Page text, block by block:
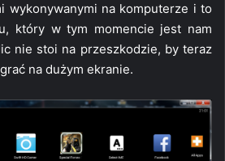
wykonywanymi na komputerze i to
który w tym momencie jest nam
nie stoi na przeszkodzie, by teraz
na dużym ekranie.